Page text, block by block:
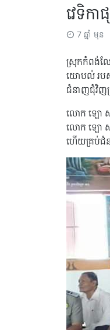
វេទិក
7 ឆ្នាំ មុន
ស្រុកកំពង់លែ
យោបល់ របស់
ជំនាញជុំវិញ
លោក ឡោ សា
លោក ឡោ ស
ហើយគ្រប់ជំ